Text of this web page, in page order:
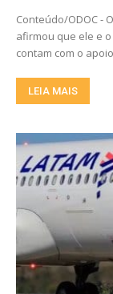
Conteúdo/ODOC -
afirmou que ele e
contam com o
LEIA MAIS